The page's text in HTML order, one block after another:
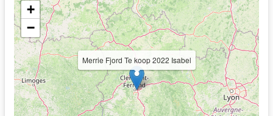
Merrie Fjord Te koop 2022 Isabel
+
−